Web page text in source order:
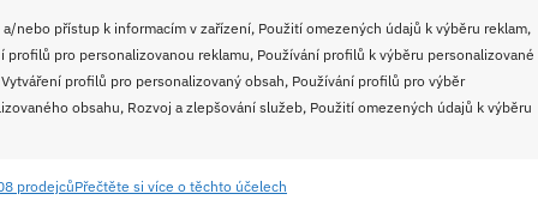
a/nebo přístup k informacím v zařízení, Použití omezených údajů k výběru reklam,
profilů pro personalizovanou reklamu, Používání profilů k výběru personalizované
profilů pro personalizovaný obsah, Používání profilů pro výběr
obsahu, Rozvoj a zlepšování služeb, Použití omezených údajů k výběru
prodejcůPřečtěte si více o těchto účelech
%)
eidam, gouda)